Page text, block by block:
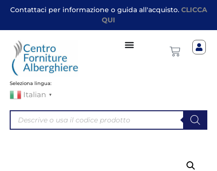
Contattaci per informazione o guida all'acquisto. CLICCA
QUI
Seleziona lingua:
Italian ▼